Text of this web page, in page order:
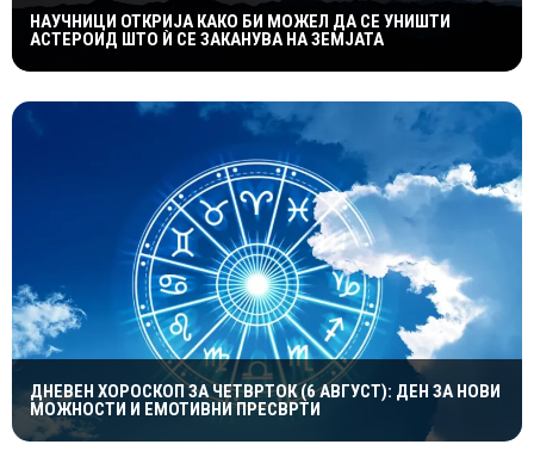
НАУЧНИЦИ ОТКРИЈА КАКО БИ МОЖЕЛ ДА СЕ УНИШТИ
АСТЕРОИД ШТО Ѝ СЕ ЗАКАНУВА НА ЗЕМЈАТА
ДНЕВЕН ХОРОСКОП ЗА ЧЕТВРТОК (6 АВГУСТ): ДЕН ЗА НОВИ
МОЖНОСТИ И ЕМОТИВНИ ПРЕСВРТИ